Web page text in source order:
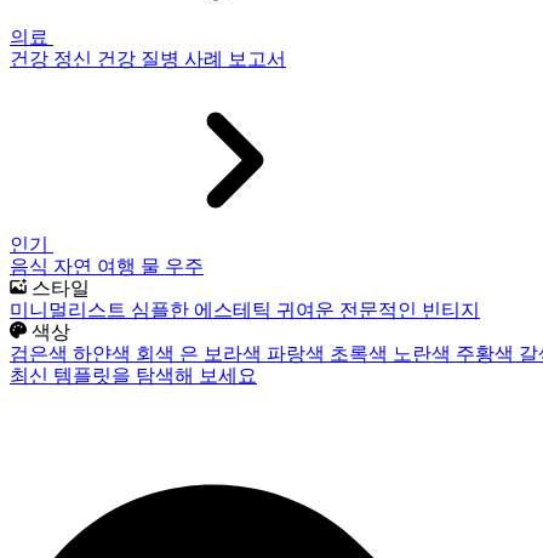
의료
건강 정신 건강 질병 사례 보고서
인기
음식 자연 여행 물 우주
스타일
미니멀리스트 심플한 에스테틱 귀여운 전문적인 빈티지
색상
검은색 하얀색 회색 은 보라색 파랑색 초록색 노란색 주황색
최신 템플릿을 탐색해 보세요